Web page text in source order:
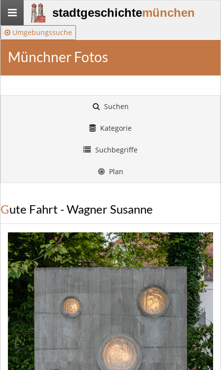
Stadtgeschichte-
München
stadtgeschichtemünchen
Umgebungssuche
Münchner Fotos
Suchen
Kategorie
Suchbegriffe
Plan
Gute Fahrt - Wagner Susanne